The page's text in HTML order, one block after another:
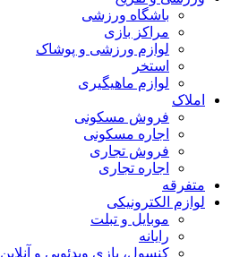
باشگاه ورزشی
مراکز بازی
لوازم ورزشی و پوشاک
استخر
لوازم ماهیگیری
املاک
فروش مسکونی
اجاره مسکونی
فروش تجاری
اجاره تجاری
متفرقه
لوازم الکترونیکی
موبایل و تبلت
رایانه
کنسول، بازی‌ ویدئویی و آنلاین